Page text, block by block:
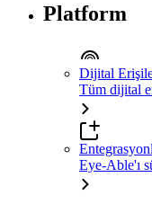
Platform
Dijital
Tüm dijital
Eye-Able'ı